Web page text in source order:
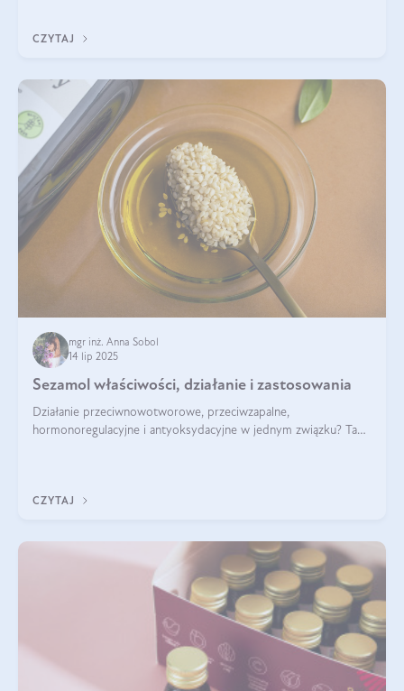
CZYTAJ
mgr inż. Anna Sobol
14 lip 2025
Sezamol właściwości, działanie i zastosowania
Działanie przeciwnowotworowe, przeciwzapalne,
hormonoregulacyjne i antyoksydacyjne w jednym związku? Tak
CZYTAJ